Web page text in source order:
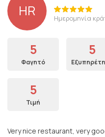
HR Ημερομηνία
5
Φαγητό
5
5
Τιμή
Very nice restaurant, very